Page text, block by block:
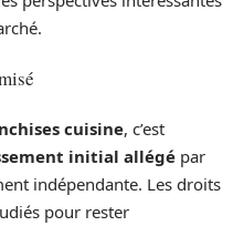
cuisine, c’est
initial allégé par
indépendante. Les droits
pour rester